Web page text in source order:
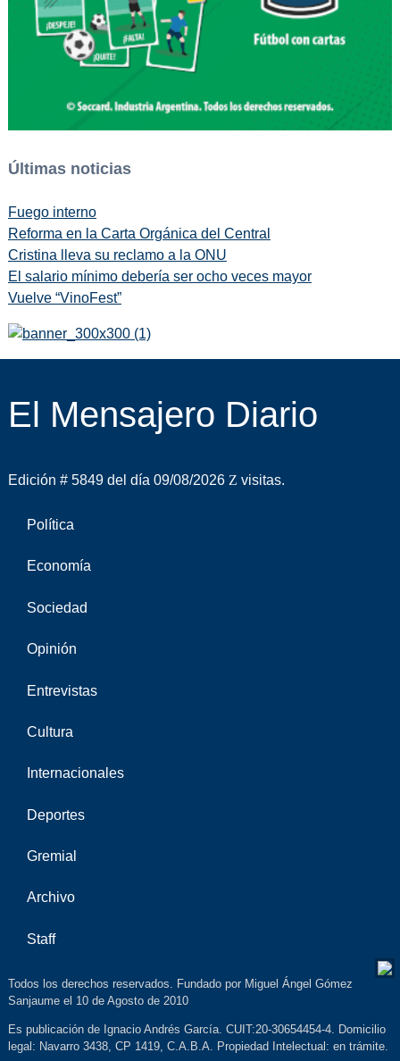
Últimas noticias
Fuego interno
Reforma en la Carta Orgánica del Central
Cristina lleva su reclamo a la ONU
El salario mínimo debería ser ocho veces mayor
Vuelve “VinoFest”
El Mensajero Diario
Edición # 5849 del día 09/08/2026 visitas.
Política
Economía
Sociedad
Opinión
Entrevistas
Cultura
Internacionales
Deportes
Gremial
Archivo
Staff
Todos los derechos reservados. Fundado por Miguel Ángel Gómez
Sanjaume el 10 de Agosto de 2010
Es publicación de Ignacio Andrés García. CUIT:20-30654454-4. Domicilio
legal: Navarro 3438, CP 1419, C.A.B.A. Propiedad Intelectual: en trámite.